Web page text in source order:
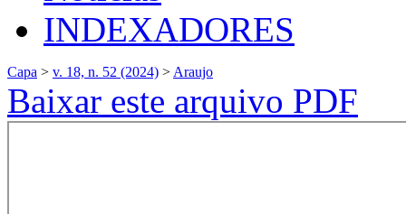
INDEXADORES
Capa > v. 18, n. 52 (2024) > Araujo
Baixar este arquivo PDF